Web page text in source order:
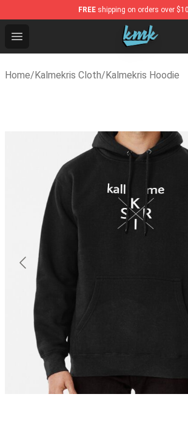
FREE shipping on orders over
Open menu
KallMeKris Store - Official KallMeKris
Home/Kalmekris Cloth/Kalmekris Hoodie